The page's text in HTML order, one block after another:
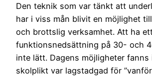
Den teknik som var tänkt att
har i viss mån blivit en möjlighet
och brottslig verksamhet. Att ha
funktionsnedsättning på 30- och
inte lätt. Dagens möjligheter fanns
skolplikt var lagstadgad för